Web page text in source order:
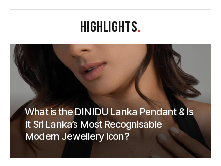
HIGHLIGHTS.
What is the DINIDU Lanka Pendant & Is
It Sri Lanka’s Most Recognisable
Modern Jewellery Icon?